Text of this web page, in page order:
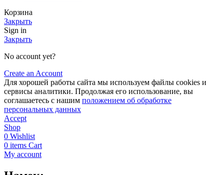
Корзина
Закрыть
Sign in
Закрыть
No account yet?
Create an Account
Для хорошей работы сайта мы используем файлы cookies и
сервисы аналитики. Продолжая его использование, вы
соглашаетесь с нашим положением об обработке
персональных данных
Accept
Shop
0 Wishlist
0 items Cart
My account